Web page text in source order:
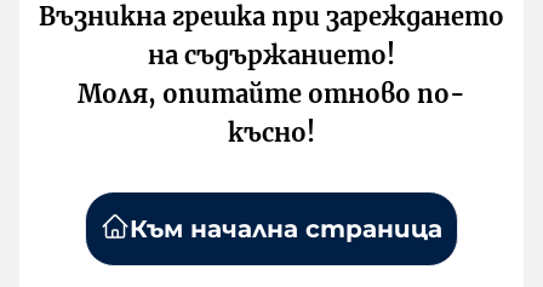
Възникна грешка при зареждането
на съдържанието!
Моля, опитайте отново по-
късно!
Към начална страница